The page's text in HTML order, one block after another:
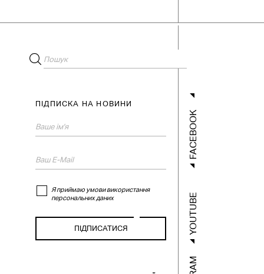
ПІДПИСКА НА НОВИНИ
Я приймаю умови використання
персональних даних
YOUTUBE
FACEBOOK